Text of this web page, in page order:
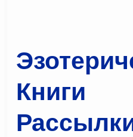
Книги